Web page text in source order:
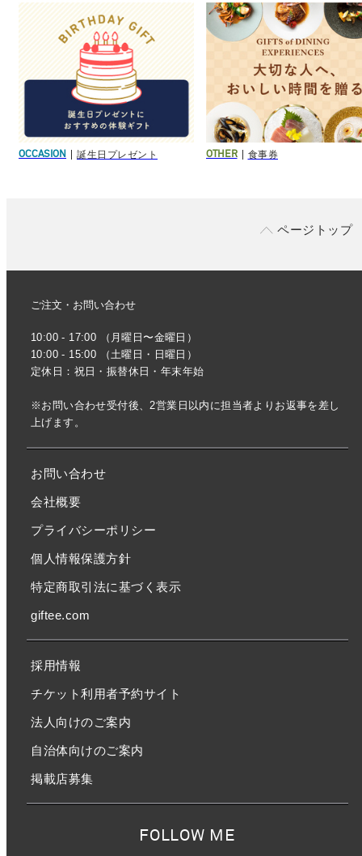
OCCASION 誕生日プレゼント OTHER 食事券
ページトップ
ご注文・お問い合わせ
10:00 - 17:00 （月曜日〜金曜日）
10:00 - 15:00 （土曜日・日曜日）
定休日：祝日・振替休日・年末年始
※お問い合わせ受付後、2営業日以内に担当者よりお返事を差し
上げます。
お問い合わせ
会社概要
プライバシーポリシー
個人情報保護方針
特定商取引法に基づく表示
giftee.com
採用情報
チケット利用者予約サイト
法人向けのご案内
自治体向けのご案内
掲載店募集
FOLLOW ME